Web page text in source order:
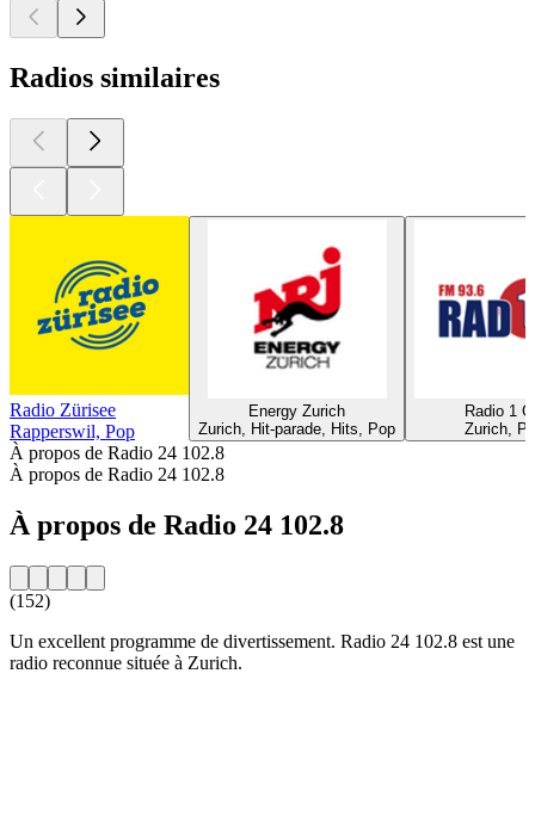
Radios similaires
Radio Zürisee
Rapperswil, Pop
Energy Zurich
Zurich, Hit-parade, Hits, Pop
Radio 1
Zurich,
À propos de Radio 24 102.8
À propos de Radio 24 102.8
À propos de Radio 24 102.8
(152)
Un excellent programme de divertissement. Radio 24 102.8 est une
radio reconnue située à Zurich.